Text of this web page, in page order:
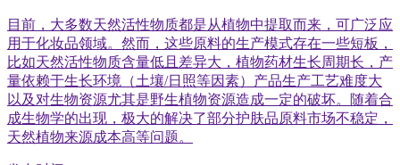
目前，大多数天然活性物质都是从植物中提取而来，可广泛应
用于化妆品领域。然而，这些原料的生产模式存在一些短板，
比如天然活性物质含量低且差异大，植物药材生长周期长，产
量依赖于生长环境（土壤/日照等因素）产品生产工艺难度大
以及对生物资源尤其是野生植物资源造成一定的破坏。随着合
成生物学的出现，极大的解决了部分护肤品原料市场不稳定，
天然植物来源成本高等问题。